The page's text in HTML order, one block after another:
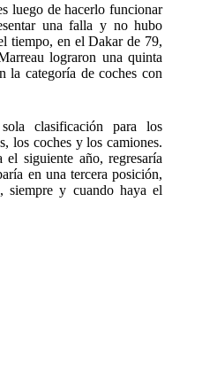
luego de hacerlo funcionar
una falla y no hubo
tiempo, en el Dakar de 79,
lograron una quinta
la categoría de coches con
clasificación para los
los coches y los camiones.
siguiente año, regresaría
en una tercera posición,
siempre y cuando haya el